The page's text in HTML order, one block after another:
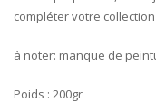
compléter votre
à noter: manque de
Poids : 200gr